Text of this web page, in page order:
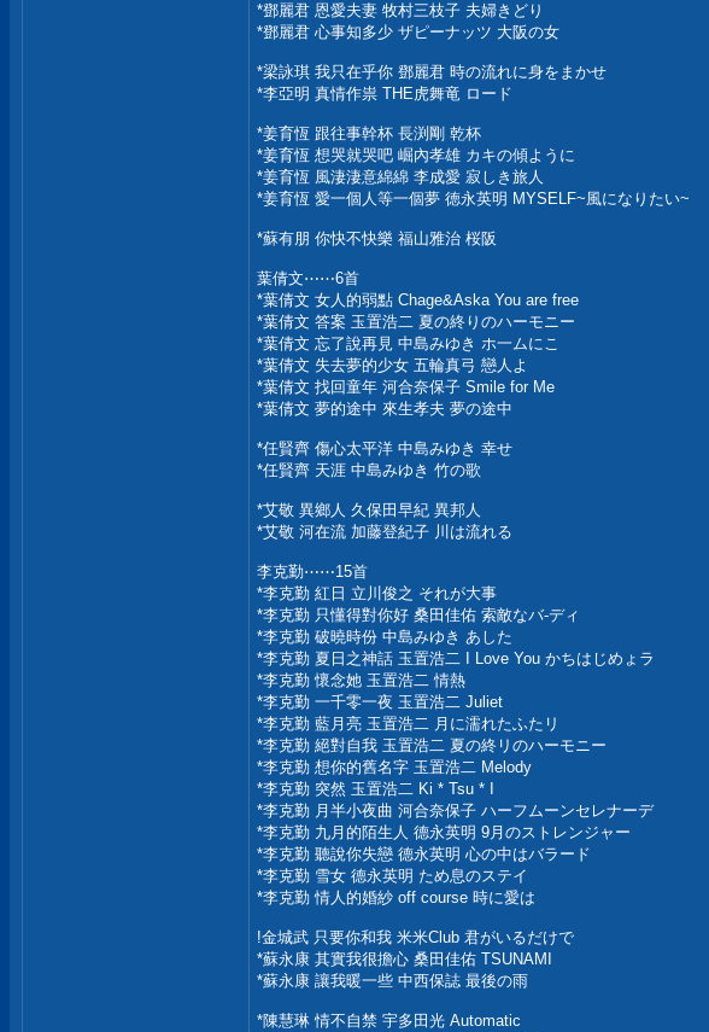
*鄧麗君 恩愛夫妻 牧村三枝子 夫婦きどり
*鄧麗君 心事知多少 ザピーナッツ 大阪の女
*梁詠琪 我只在乎你 鄧麗君 時の流れに身をまかせ
*李亞明 真情作祟 THE虎舞竜 ロード
*姜育恆 跟往事幹杯 長渕剛 乾杯
*姜育恆 想哭就哭吧 崛內孝雄 カキの傾ように
*姜育恆 風淒淒意綿綿 李成愛 寂しき旅人
*姜育恆 愛一個人等一個夢 徳永英明 MYSELF~風になりたい~
*蘇有朋 你快不快樂 福山雅治 桜阪
葉倩文⋯⋯6首
*葉倩文 女人的弱點 Chage&Aska You are free
*葉倩文 答案 玉置浩二 夏の終りのハーモニー
*葉倩文 忘了說再見 中島みゆき ホ一ムにこ
*葉倩文 失去夢的少女 五輪真弓 戀人よ
*葉倩文 找回童年 河合奈保子 Smile for Me
*葉倩文 夢的途中 來生孝夫 夢の途中
*任賢齊 傷心太平洋 中島みゆき 幸せ
*任賢齊 天涯 中島みゆき 竹の歌
*艾敬 異鄉人 久保田早紀 異邦人
*艾敬 河在流 加藤登紀子 川は流れる
李克勤⋯⋯15首
*李克勤 紅日 立川俊之 それが大事
*李克勤 只懂得對你好 桑田佳佑 索敵なバ-ディ
*李克勤 破曉時份 中島みゆき あした
*李克勤 夏日之神話 玉置浩二 I Love You かちはじめょラ
*李克勤 懷念她 玉置浩二 情熱
*李克勤 一千零一夜 玉置浩二 Juliet
*李克勤 藍月亮 玉置浩二 月に濡れたふたリ
*李克勤 絕對自我 玉置浩二 夏の終リのハーモニー
*李克勤 想你的舊名字 玉置浩二 Melody
*李克勤 突然 玉置浩二 Ki * Tsu * I
*李克勤 月半小夜曲 河合奈保子 ハーフムーンセレナーデ
*李克勤 九月的陌生人 德永英明 9月のストレンジャー
*李克勤 聽說你失戀 德永英明 心の中はバラード
*李克勤 雪女 德永英明 ため息のステイ
*李克勤 情人的婚紗 off course 時に愛は
!金城武 只要你和我 米米Club 君がいるだけで
*蘇永康 其實我很擔心 桑田佳佑 TSUNAMI
*蘇永康 讓我暖一些 中西保誌 最後の雨
*陳慧琳 情不自禁 宇多田光 Automatic